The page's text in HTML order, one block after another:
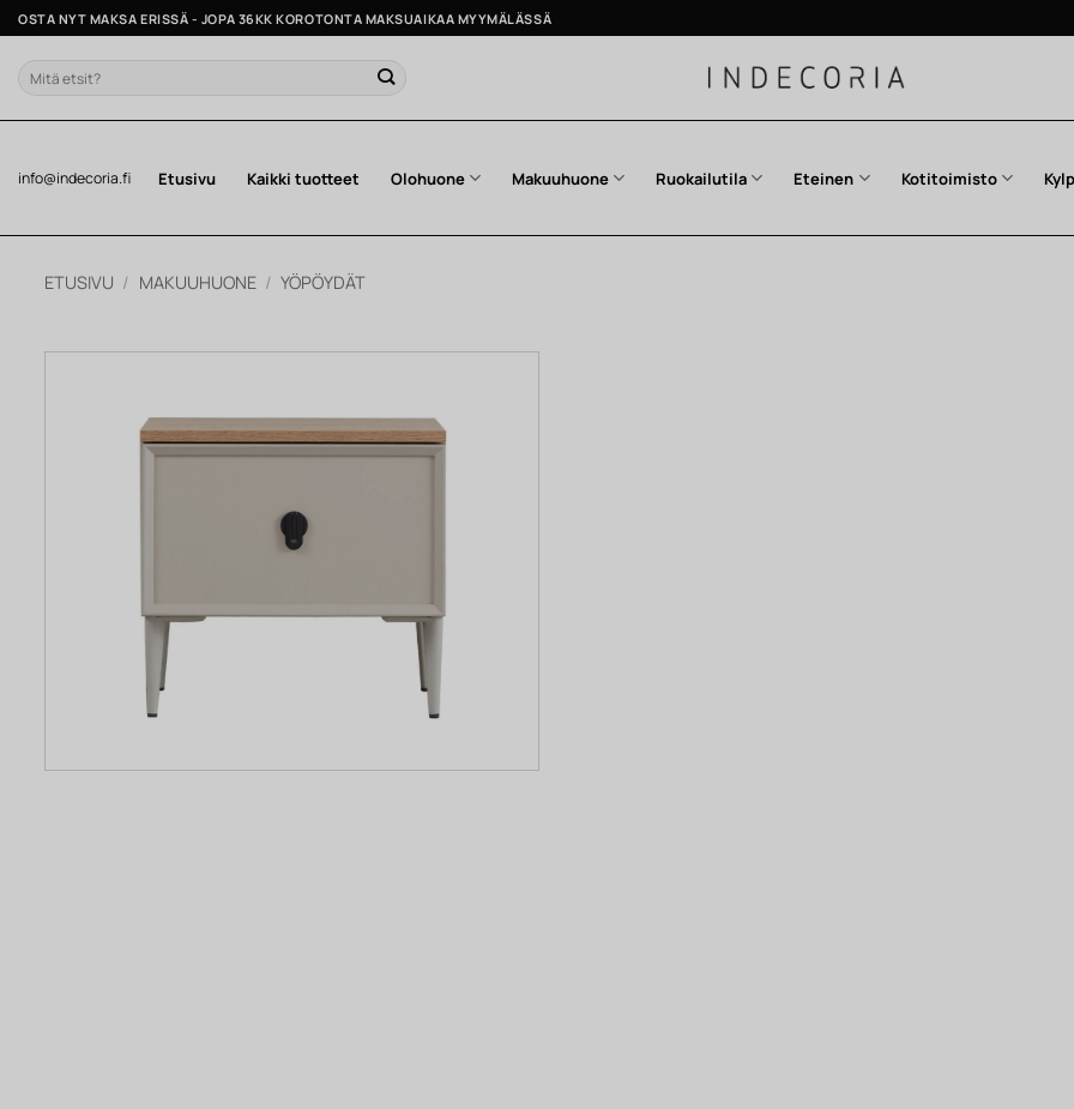
Skip
to
content
OSTA NYT MAKSA ERISSÄ - JOPA 36KK KOROTONTA MAKSUAIKAA MYYMÄLÄSSÄ
Etsi:
info@indecoria.fi Etusivu Kaikki tuotteet Olohuone Makuuhuone Ruokailutila Eteinen Kotitoimisto
ETUSIVU / MAKUUHUONE / YÖPÖYDÄT